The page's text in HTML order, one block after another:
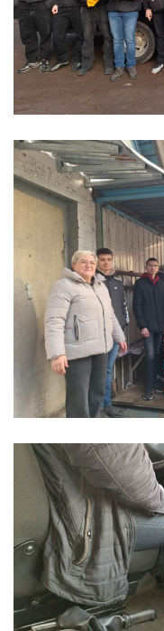
TECHNIKAS
BIURO
E.
FLORISTAS
KONDITERIS
FLORISTO
DUONOS IR